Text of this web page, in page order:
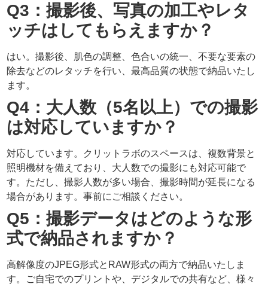
Q3：撮影後、写真の加工やレタ
ッチはしてもらえますか？
はい。撮影後、肌色の調整、色合いの統一、不要な要素の
除去などのレタッチを行い、最高品質の状態で納品いたし
ます。
Q4：大人数（5名以上）での撮影
は対応していますか？
対応しています。クリットラボのスペースは、複数背景と
照明機材を備えており、大人数での撮影にも対応可能で
す。ただし、撮影人数が多い場合、撮影時間が延長になる
場合があります。事前にご相談ください。
Q5：撮影データはどのような形
式で納品されますか？
高解像度のJPEG形式とRAW形式の両方で納品いたしま
す。ご自宅でのプリントや、デジタルでの共有など、様々